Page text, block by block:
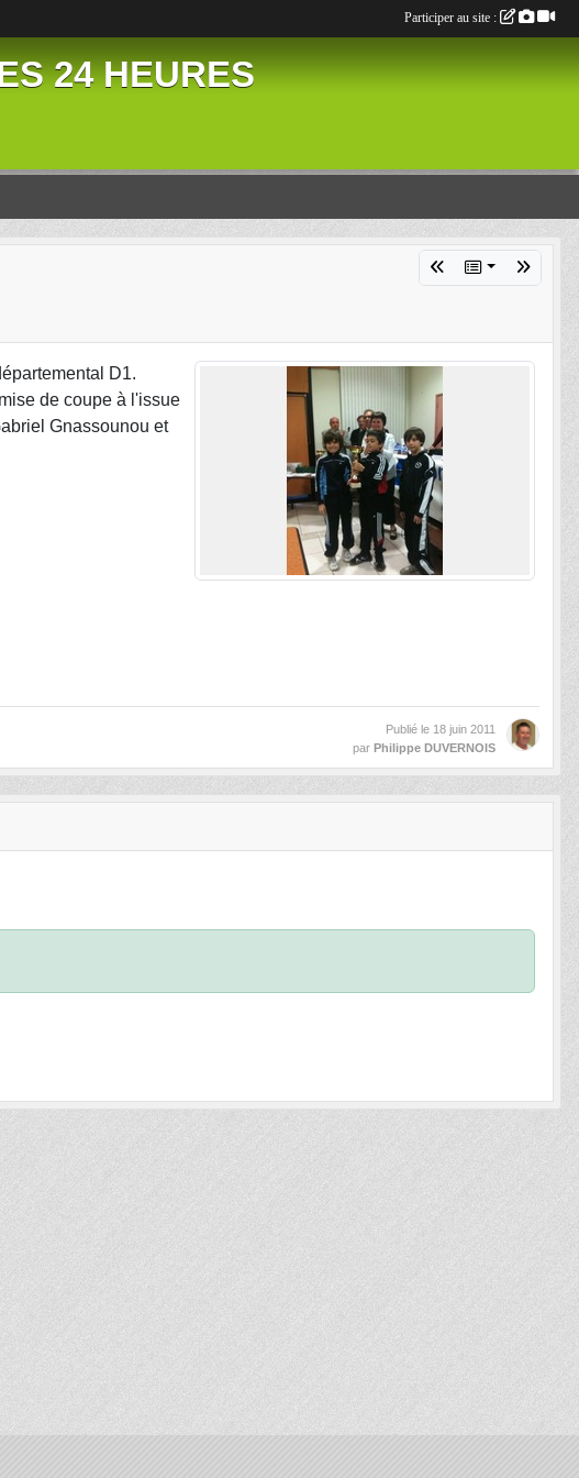
24 HEURES
D1.
de coupe à l'issue
Gnassounou et
Publié le 18 juin 2011
par Philippe DUVERNOIS
Participer au site :